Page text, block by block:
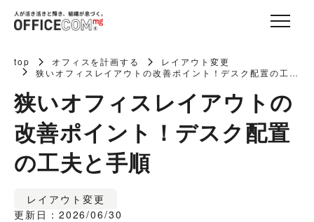
top オフィスを計画する
レイアウト変更
狭いオフィスレイアウトの改善ポイント！デスク配置の工夫
狭いオフィスレイアウトの
改善ポイント！デスク配置
の工夫と手順
レイアウト変更
更新日：2026/06/30